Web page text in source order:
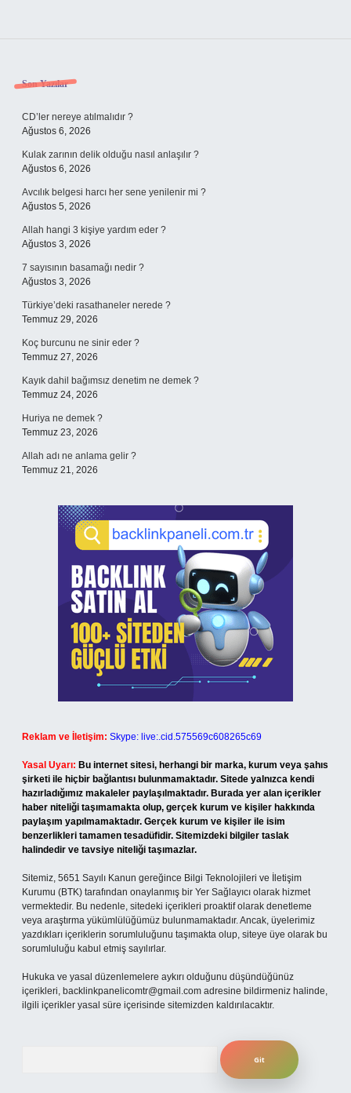
Sidebar
Son Yazılar
CD’ler nereye atılmalıdır ?
Ağustos 6, 2026
Kulak zarının delik olduğu nasıl anlaşılır ?
Ağustos 6, 2026
Avcılık belgesi harcı her sene yenilenir mi ?
Ağustos 5, 2026
Allah hangi 3 kişiye yardım eder ?
Ağustos 3, 2026
7 sayısının basamağı nedir ?
Ağustos 3, 2026
Türkiye’deki rasathaneler nerede ?
Temmuz 29, 2026
Koç burcunu ne sinir eder ?
Temmuz 27, 2026
Kayık dahil bağımsız denetim ne demek ?
Temmuz 24, 2026
Huriya ne demek ?
Temmuz 23, 2026
Allah adı ne anlama gelir ?
Temmuz 21, 2026
Reklam ve İletişim: Skype: live:.cid.575569c608265c69
Yasal Uyarı: Bu internet sitesi, herhangi bir marka, kurum veya şahıs
şirketi ile hiçbir bağlantısı bulunmamaktadır. Sitede yalnızca kendi
hazırladığımız makaleler paylaşılmaktadır. Burada yer alan içerikler
haber niteliği taşımamakta olup, gerçek kurum ve kişiler hakkında
paylaşım yapılmamaktadır. Gerçek kurum ve kişiler ile isim
benzerlikleri tamamen tesadüfidir. Sitemizdeki bilgiler taslak
halindedir ve tavsiye niteliği taşımazlar.
Sitemiz, 5651 Sayılı Kanun gereğince Bilgi Teknolojileri ve İletişim
Kurumu (BTK) tarafından onaylanmış bir Yer Sağlayıcı olarak hizmet
vermektedir. Bu nedenle, sitedeki içerikleri proaktif olarak denetleme
veya araştırma yükümlülüğümüz bulunmamaktadır. Ancak, üyelerimiz
yazdıkları içeriklerin sorumluluğunu taşımakta olup, siteye üye olarak bu
sorumluluğu kabul etmiş sayılırlar.
Hukuka ve yasal düzenlemelere aykırı olduğunu düşündüğünüz
içerikleri, backlinkpanelicomtr@gmail.com adresine bildirmeniz halinde,
ilgili içerikler yasal süre içerisinde sitemizden kaldırılacaktır.